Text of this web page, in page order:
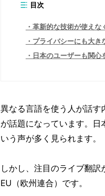
目次
革新的な技術が使えな
プライバシーにも大き
日本のユーザーも関心
異なる言語を使う人が話す
が話題になっています。日
いう声が多く見られます。
しかし、注目のライブ翻
EU（欧州連合）です。